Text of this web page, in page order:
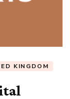
KINGDOM